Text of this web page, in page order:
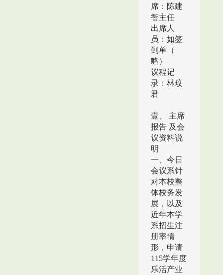
席：陈建
智主任
出席人
员：如签
到单（
略）
议程记
录：林玟
君
壹、 主席
报告 及会
议资料说
明
一、今日
会议系针
对本校整
体校务发
展，以及
近年本学
系招生注
册率情
形，申请
115学年度
乐活产业